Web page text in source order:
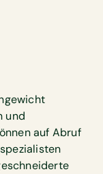
und
auf Abruf